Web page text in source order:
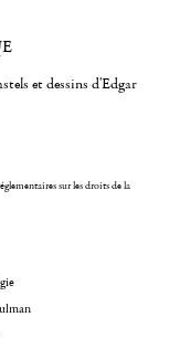
et dessins d'Edgar
sur les droits de la